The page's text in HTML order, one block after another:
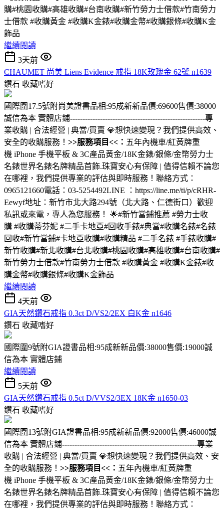
購#桃園收購#高雄收購#台南收購#新竹勞力士借款#竹南勞力
士借款 #收購黃金 #收購K金錶#收購金幣#收購銀條#收購K金
飾品
繼續閱讀
3天前
CHAUMET 尚美 Liens Evidence 戒指 18K玫瑰金 62號 n1639
鑽石 收藏嗜好
國際圍17.5號附尚美證書品相:95成新新品價:69600售價:38000
誠信為本 實體店鋪------------------------------------------------------專
業收購 | 合法經營 | 典當/買賣 💎想快速變現？我們提供高效、
安全的收購服務！ >>服務項目<<： 五年內機車/紅黃牌重
機 iPhone 手機平板 & 3C產品黃金/18K金錶/銀條/金幣勞力士
名錶世界名錶名牌精品首飾.珠寶安心有保障 | 值得信賴不論您
在哪裡，我們提供專業的評估與即時服務！聯絡方式：
0965121660電話：03-5254492LINE ：https://line.me/ti/p/cRHR-
Eewyf地址：新竹市北大路294號（北大路、仁德街口）歡迎
私訊或來電，專人為您服務！ 🌟#新竹當鋪推薦 #勞力士收
購 #收購蒂芬妮 #二手卡地亞#回收手錶#典當#收購名錶#名錶
回收#新竹當鋪#卡地亞收購#收購精品 #二手名錶 #手錶收購#
新竹收購#新北收購#台北收購#桃園收購#高雄收購#台南收購#
新竹勞力士借款#竹南勞力士借款 #收購黃金 #收購K金錶#收
購金幣#收購銀條#收購K金飾品
繼續閱讀
4天前
GIA天然鑽石戒指 0.3ct D/VS2/2EX 白K金 n1646
鑽石 收藏嗜好
國際圍9號附GIA證書品相:95成新新品價:38000售價:19000誠
信為本 實體店鋪
繼續閱讀
5天前
GIA天然鑽石戒指 0.5ct D/VVS2/3EX 18K金 n1650-03
鑽石 收藏嗜好
國際圍13號附GIA證書品相:95成新新品價:92000售價:46000誠
信為本 實體店鋪------------------------------------------------------專業
收購 | 合法經營 | 典當/買賣 💎想快速變現？我們提供高效、安
全的收購服務！ >>服務項目<<： 五年內機車/紅黃牌重
機 iPhone 手機平板 & 3C產品黃金/18K金錶/銀條/金幣勞力士
名錶世界名錶名牌精品首飾.珠寶安心有保障 | 值得信賴不論您
在哪裡，我們提供專業的評估與即時服務！聯絡方式：